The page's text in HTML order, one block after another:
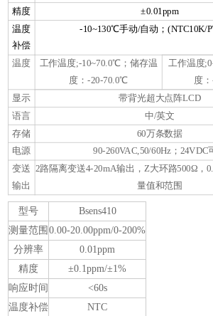
精度 ±0.01ppm
温度
补偿
-10~130℃手动/自动；(NTC10K/
温度 工作温度;-10~70.0℃；储存温
度：-20-70.0℃
工作温度
度
显示
带背光超大点阵LCD
语言
中/英文
存储
60万条数据
电源 90-260VAC,50/60Hz；24VDC
变送
输出
2路隔离变送4-20mA输出，Z大环路500Ω，
量值和范围
型号
Bsens410
测量范围 0.00-20.00ppm/0-200%
分辨率
0.01ppm
精度
±0.1ppm/±1%
响应时间
<60s
温度补偿
NTC